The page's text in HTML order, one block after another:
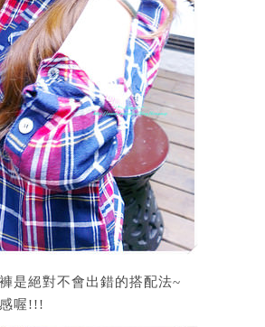
是絕對不會出錯的搭配法~
喔!!!